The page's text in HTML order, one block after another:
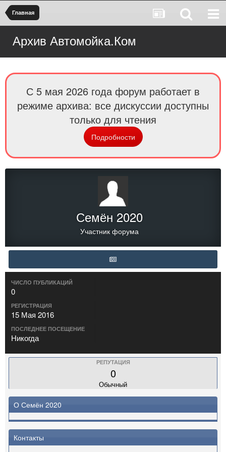
Главная
Архив Автомойка.Ком
С 5 мая 2026 года форум работает в
режиме архива: все дискуссии доступны
только для чтения
Подробности
Семён 2020
Участник форума
ЧИСЛО ПУБЛИКАЦИЙ
0
РЕГИСТРАЦИЯ
15 Мая 2016
ПОСЛЕДНЕЕ ПОСЕЩЕНИЕ
Никогда
РЕПУТАЦИЯ
0
Обычный
О Семён 2020
Контакты